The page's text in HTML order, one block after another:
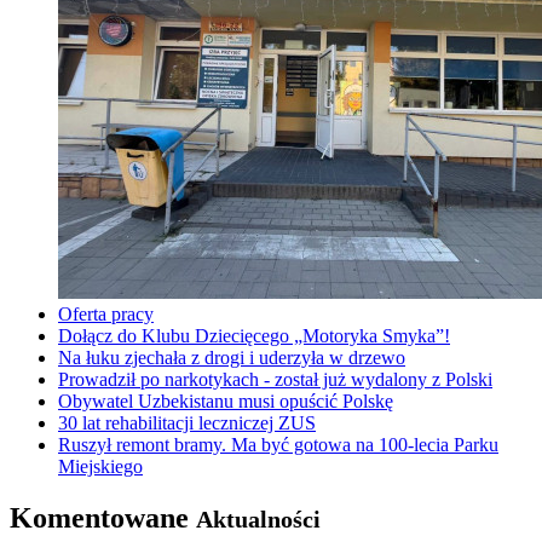
Oferta pracy
Dołącz do Klubu Dziecięcego „Motoryka Smyka”!
Na łuku zjechała z drogi i uderzyła w drzewo
Prowadził po narkotykach - został już wydalony z Polski
Obywatel Uzbekistanu musi opuścić Polskę
30 lat rehabilitacji leczniczej ZUS
Ruszył remont bramy. Ma być gotowa na 100-lecia Parku
Miejskiego
Komentowane Aktualności